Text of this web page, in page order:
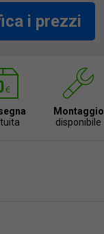
i prezzi
Montaggio
disponibile